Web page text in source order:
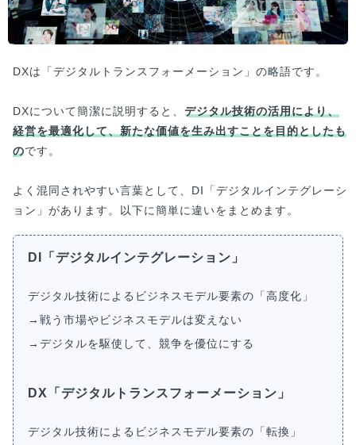
DXは「デジタルトランスフォーメーション」の略語です。
DXについて簡潔に説明すると、 デジタル技術の活用により、
経営を最適化して、新たな価値を生み出すことを目的としたも
のです。
よく混同されやすい言葉として、DI「デジタルインテグレーシ
ョン」があります。以下に簡単に違いをまとめます。
DI「デジタルインテグレーション」
デジタル技術によるビジネスモデル要素の「高度化」
→戦う市場やビジネスモデルは変えない
→デジタルを駆使して、競争を優位にする
DX「デジタルトランスフォーメーション」
デジタル技術によるビジネスモデル要素の「転換」